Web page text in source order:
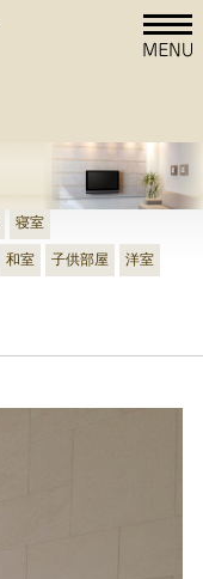
寝室
和室 子供部屋 洋室